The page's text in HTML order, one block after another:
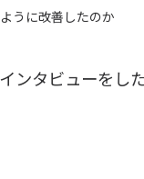
うに改善したのか
ンタビューをし